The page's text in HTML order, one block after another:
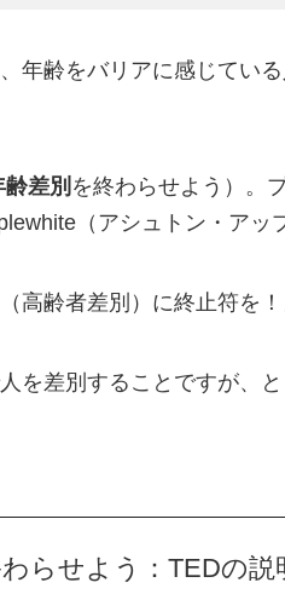
年齢をバリアに感じてい
齢差別 を終わらせよう）。
（アシュトン・アッ
高齢者差別）に終止符を！
を差別することですが、
らせよう：TEDの説